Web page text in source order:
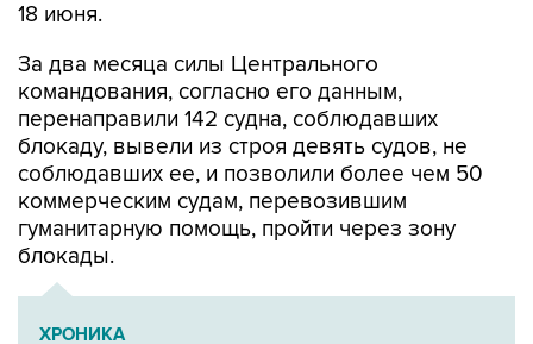
За два месяца силы Центрального
перенаправили 142 судна, соблюдавших
блокаду, вывели из строя девять судов, не
соблюдавших ее, и позволили более чем 50
коммерческим судам, перевозившим
гуманитарную помощь, пройти через зону
блокады.
ХРОНИКА
Операция Израиля и США против Ирана